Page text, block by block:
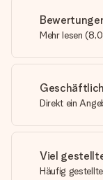
Mehr lesen (
Direkt ein
Viel
Häufig